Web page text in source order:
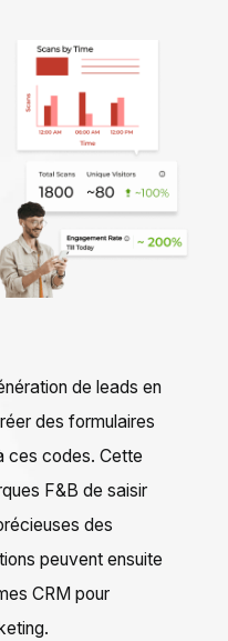
de leads en
des formulaires
ces codes. Cette
F&B de saisir
des
peuvent ensuite
CRM pour